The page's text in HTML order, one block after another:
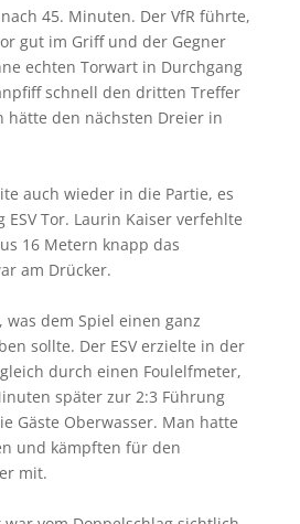
45. Minuten. Der VfR führte,
gut im Griff und der Gegner
echten Torwart in Durchgang
schnell den dritten Treffer
hätte den nächsten Dreier in
auch wieder in die Partie, es
Tor. Laurin Kaiser verfehlte
16 Metern knapp das
am Drücker.
was dem Spiel einen ganz
sollte. Der ESV erzielte in der
durch einen Foulelfmeter,
später zur 2:3 Führung
Gäste Oberwasser. Man hatte
und kämpften für den
mit.